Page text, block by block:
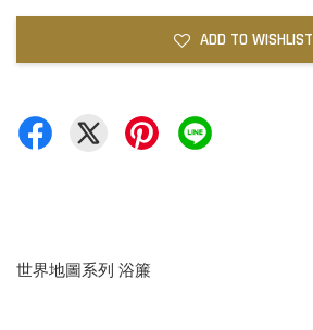
ADD TO WISHLIST
世界地圖系列 浴簾